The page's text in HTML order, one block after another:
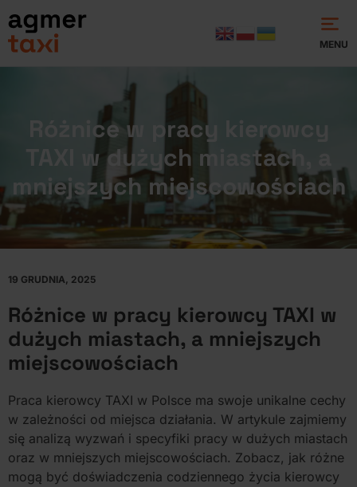
MENU
Różnice w pracy kierowcy
TAXI w dużych miastach, a
mniejszych miejscowościach
19 GRUDNIA, 2025
Różnice w pracy kierowcy TAXI w
dużych miastach, a mniejszych
miejscowościach
Praca kierowcy TAXI w Polsce ma swoje unikalne cechy
w zależności od miejsca działania. W artykule zajmiemy
się analizą wyzwań i specyfiki pracy w dużych miastach
oraz w mniejszych miejscowościach. Zobacz, jak różne
mogą być doświadczenia codziennego życia kierowcy